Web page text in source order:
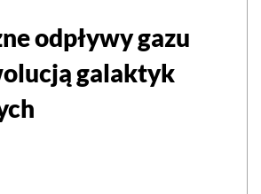
odpływy gazu
galaktyk